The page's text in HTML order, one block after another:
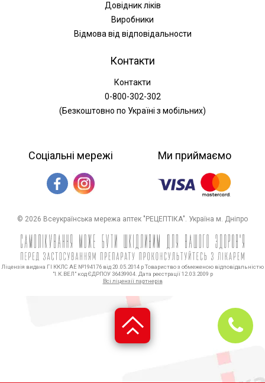
Довідник ліків
Виробники
Відмова від відповідальности
Контакти
Контакти
0-800-302-302
(Безкоштовно по Україні з мобільних)
Соціальні мережі Ми приймаємо
© 2026 Всеукраїнська мережа аптек "РЕЦЕПТІКА". Україна м. Дніпро
Ліцензія видана ГІ ККЛС АЕ №194176 від 20.05.2014 р Товариство з обмеженою відповідальністю
"І.К.ВЕЛ" код ЄДРПОУ 36439904. Дата реєстрації 12.03.2009 р
Всі ліцензії партнерів